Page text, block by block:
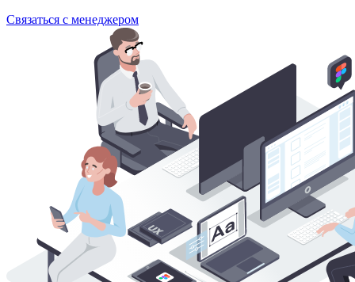
Связаться с менеджером